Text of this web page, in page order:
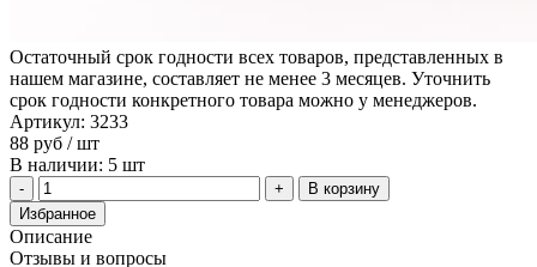
Остаточный срок годности всех товаров, представленных в
нашем магазине, составляет не менее 3 месяцев. Уточнить
срок годности конкретного товара можно у менеджеров.
Артикул: 3233
88 руб / шт
В наличии: 5 шт
В корзину
Избранное
Описание
Отзывы и вопросы